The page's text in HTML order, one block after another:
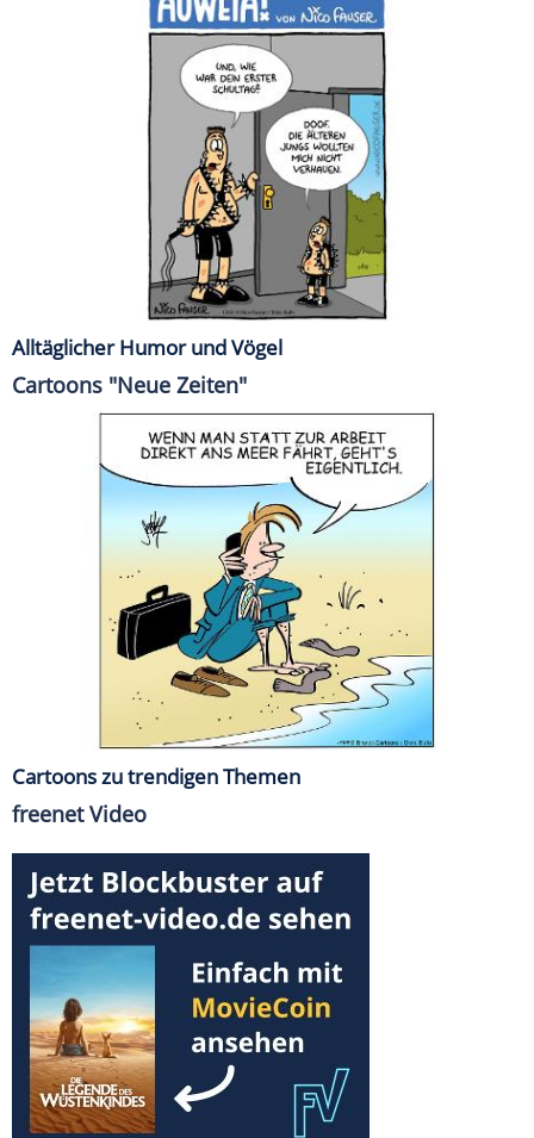
Alltäglicher Humor und Vögel
Cartoons "Neue Zeiten"
Cartoons zu trendigen Themen
freenet Video